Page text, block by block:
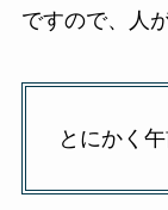
ですので、人
とにかく